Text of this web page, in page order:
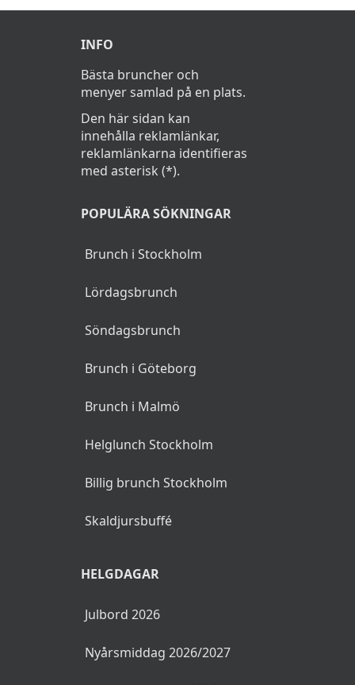
LäsIntegritetspolicy
Startsida > Alla restauranger Sida 2
menyer samlad på en plats.
innehålla reklamlänkar,
med asterisk (*).
POPULÄRA SÖKNINGAR
Brunch i Stockholm
Lördagsbrunch
Söndagsbrunch
Brunch i Göteborg